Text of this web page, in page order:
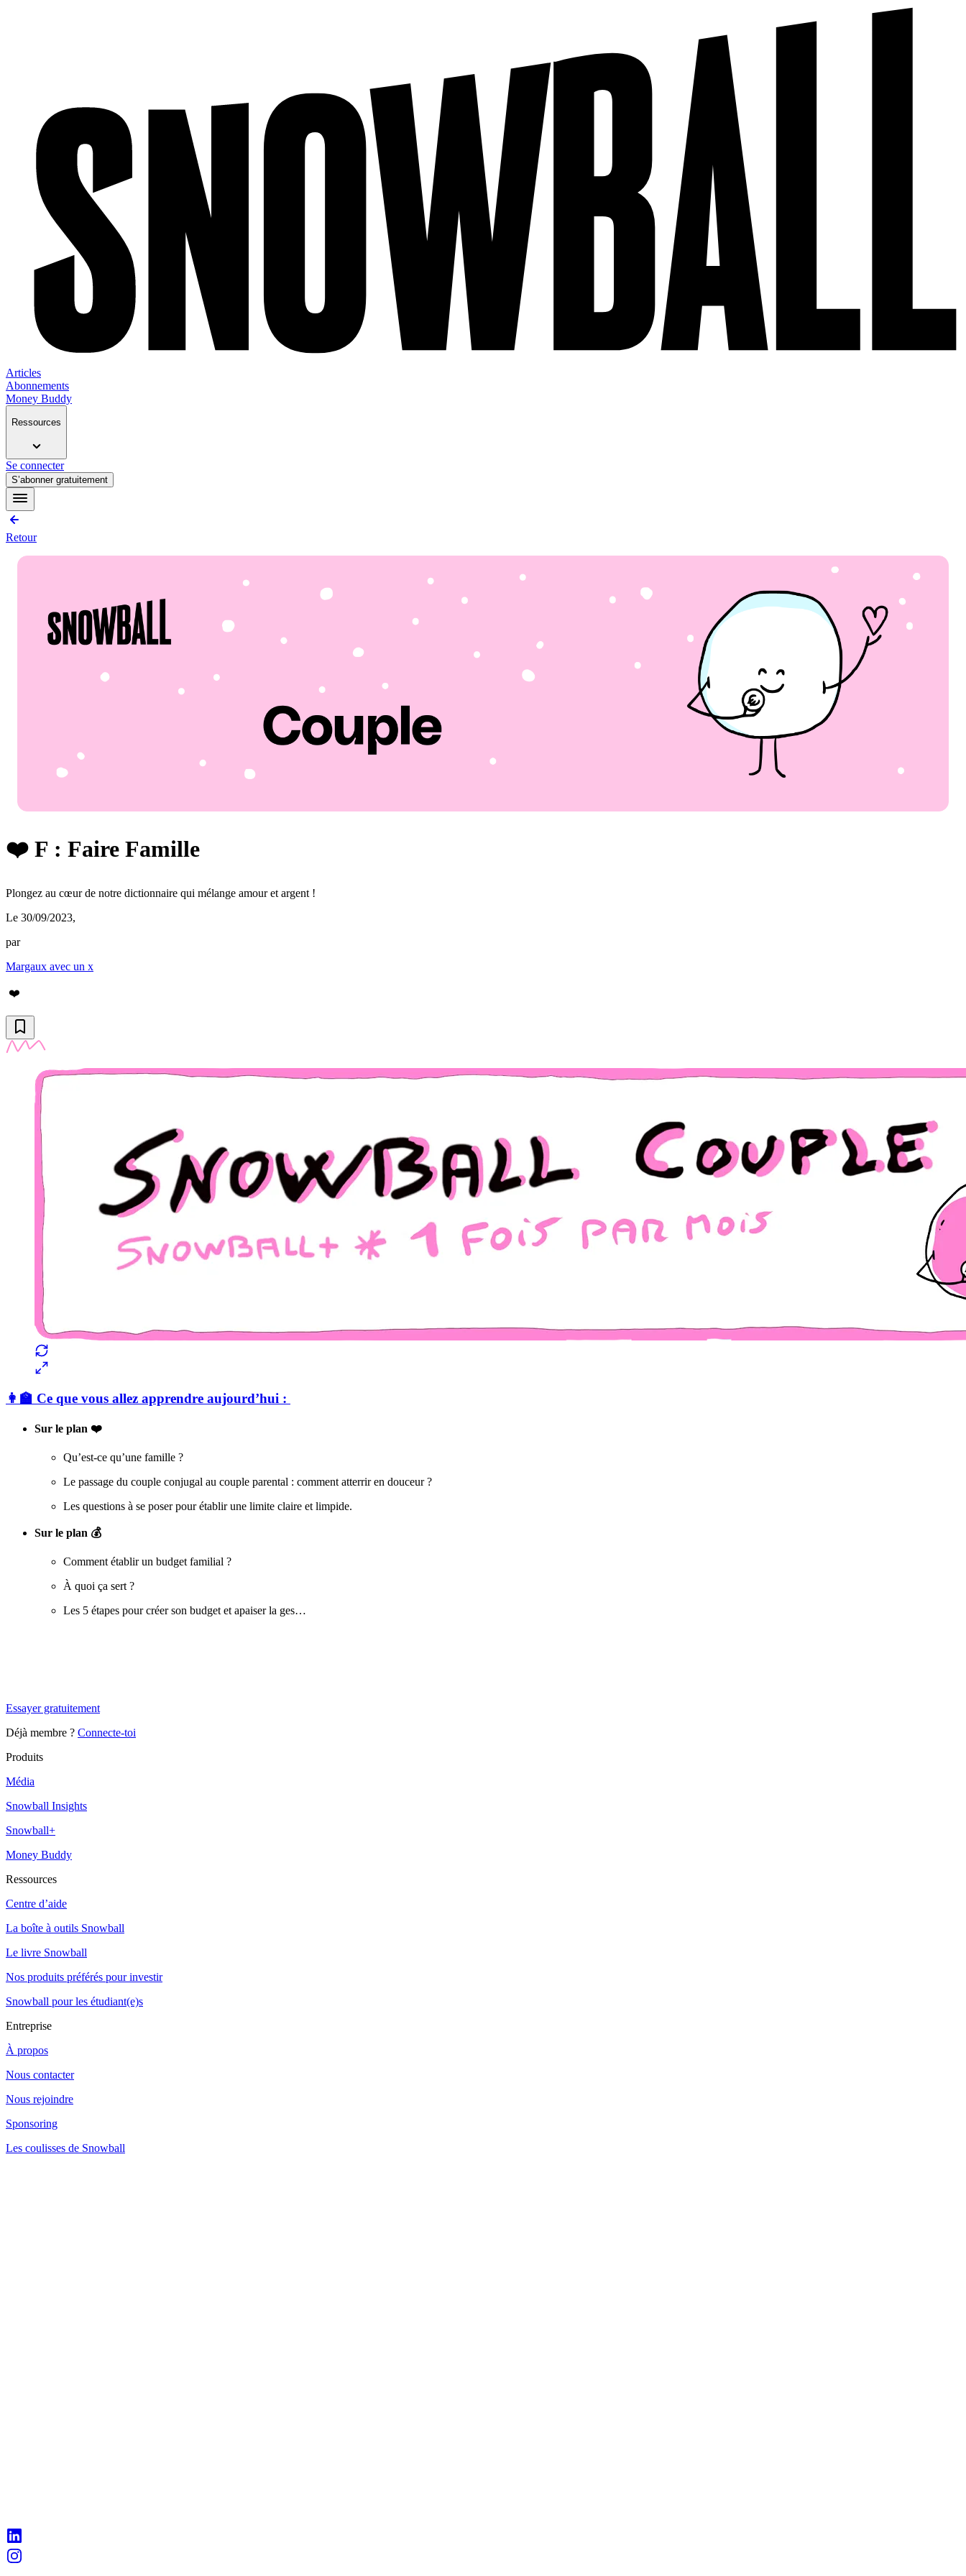
Articles
Abonnements
Money Buddy
Ressources
Se connecter
S’abonner gratuitement
Retour
❤️ F : Faire Famille
Plongez au cœur de notre dictionnaire qui mélange amour et argent !
Le 30/09/2023,
par
Margaux avec un x
❤️
👩‍🏫 Ce que vous allez apprendre aujourd’hui :
Sur le plan ❤️
Qu’est-ce qu’une famille ?
Le passage du couple conjugal au couple parental : comment atterrir en douceur ?
Les questions à se poser pour établir une limite claire et limpide.
Sur le plan 💰
Comment établir un budget familial ?
À quoi ça sert ?
Les 5 étapes pour créer son budget et apaiser la ges…
Essayer gratuitement
Déjà membre ? Connecte-toi
Produits
Média
Snowball Insights
Snowball+
Money Buddy
Ressources
Centre d’aide
La boîte à outils Snowball
Le livre Snowball
Nos produits préférés pour investir
Snowball pour les étudiant(e)s
Entreprise
À propos
Nous contacter
Nous rejoindre
Sponsoring
Les coulisses de Snowball